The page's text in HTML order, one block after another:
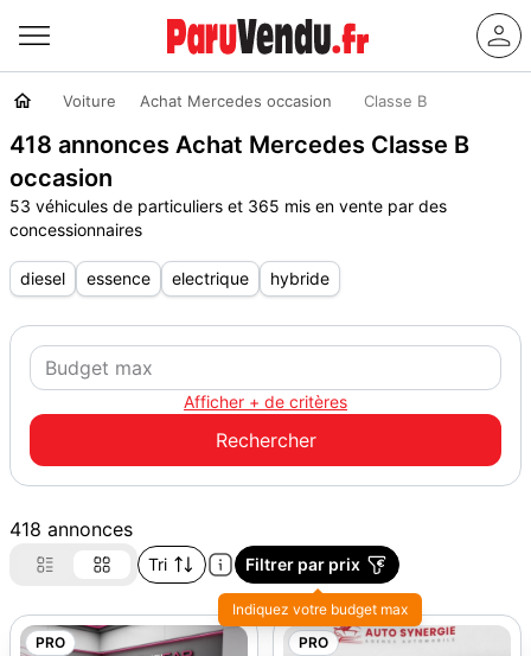
Voiture Achat Mercedes occasion Classe B
418 annonces Achat Mercedes Classe B
occasion
53 véhicules de particuliers et 365 mis en vente par des
concessionnaires
diesel essence electrique hybride
Afficher + de critères
418 annonces
Tri Filtrer par prix
Indiquez votre budget max
PRO
PRO